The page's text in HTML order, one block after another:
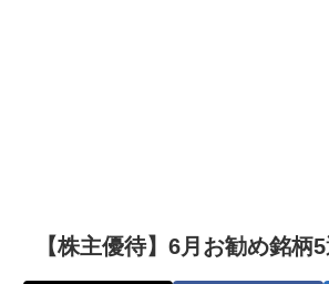
【株主優待】6月お勧め銘柄